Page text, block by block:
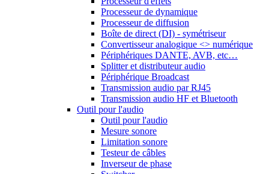
Processeur de dynamique
Processeur de diffusion
Boîte de direct (DI) - symétriseur
Convertisseur analogique <> numérique
Périphériques DANTE, AVB, etc…
Splitter et distributeur audio
Périphérique Broadcast
Transmission audio par RJ45
Transmission audio HF et Bluetooth
Outil pour l'audio
Outil pour l'audio
Mesure sonore
Limitation sonore
Testeur de câbles
Inverseur de phase